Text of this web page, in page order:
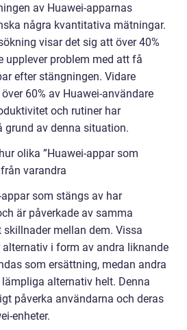
av Huawei-apparnas
några kvantitativa mätningar.
visar det sig att över 40%
upplever problem med att få
efter stängningen. Vidare
60% av Huawei-användare
och rutiner har
grund av denna situation.
olika ”Huawei-appar som
varandra
som stängs av har
är påverkade av samma
skillnader mellan dem. Vissa
alternativ i form av andra liknande
som ersättning, medan andra
alternativ helt. Denna
påverka användarna och deras
enheter.